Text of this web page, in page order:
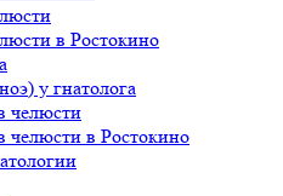
в Ростокино
у гнатолога
челюсти
челюсти в Ростокино